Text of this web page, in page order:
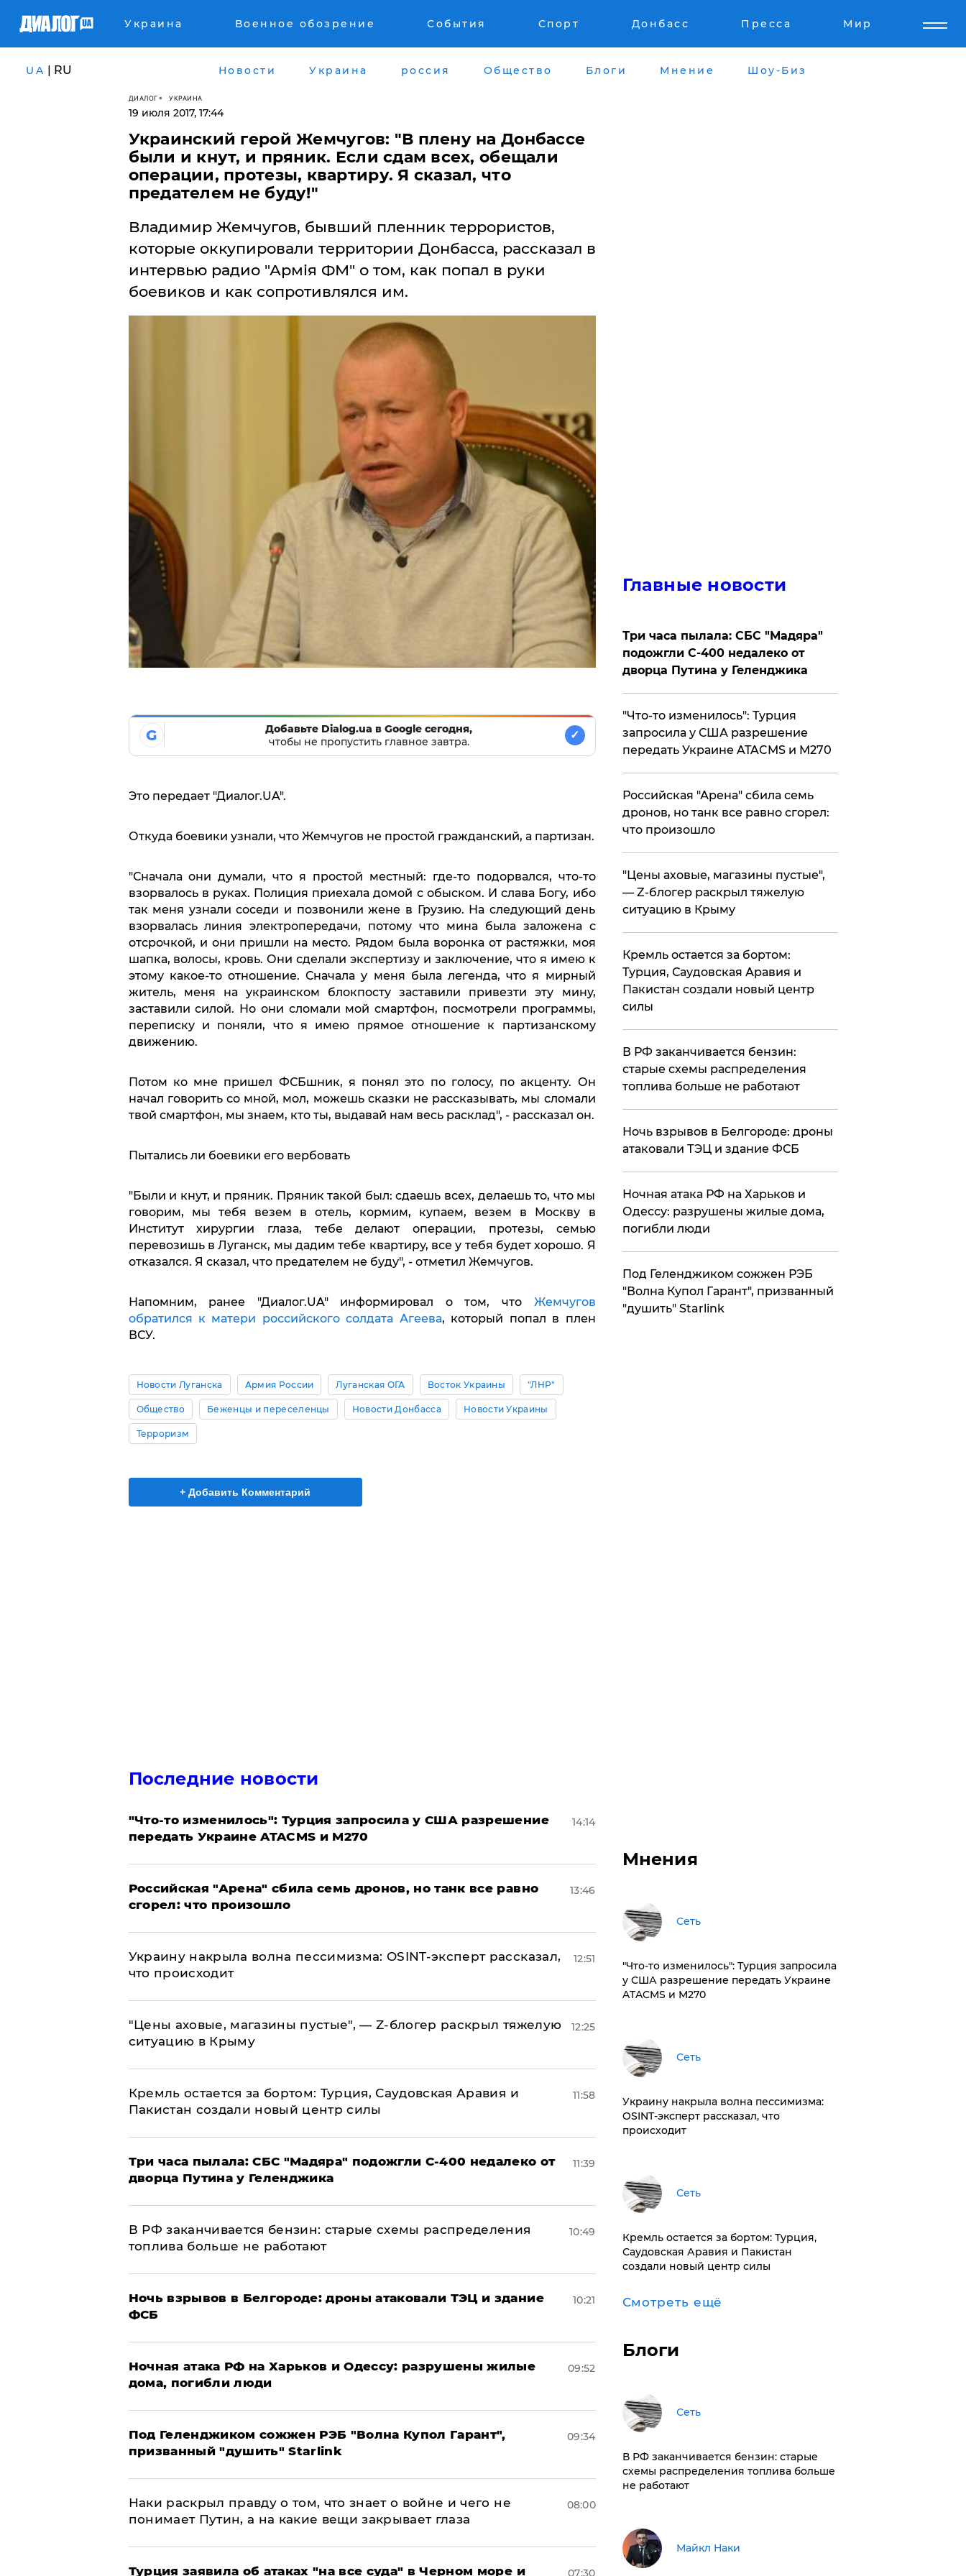
Украина Военное обозрение События Спорт Донбасс Пресса Мир
UA | RU Новости Украина россия Общество Блоги Мнение Шоу-Биз
ДИАЛОГ УКРАИНА
19 июля 2017, 17:44
Украинский герой Жемчугов: "В плену на Донбассе
были и кнут, и пряник. Если сдам всех, обещали
операции, протезы, квартиру. Я сказал, что
предателем не буду!"
Владимир Жемчугов, бывший пленник террористов,
которые оккупировали территории Донбасса, рассказал в
интервью радио "Армія ФМ" о том, как попал в руки
боевиков и как сопротивлялся им.
G
Добавьте Dialog.ua в Google сегодня,
чтобы не пропустить главное завтра.
✓
Это передает "Диалог.UA".
Откуда боевики узнали, что Жемчугов не простой гражданский, а партизан.
"Сначала они думали, что я простой местный: где-то подорвался, что-то
взорвалось в руках. Полиция приехала домой с обыском. И слава Богу, ибо
так меня узнали соседи и позвонили жене в Грузию. На следующий день
взорвалась линия электропередачи, потому что мина была заложена с
отсрочкой, и они пришли на место. Рядом была воронка от растяжки, моя
шапка, волосы, кровь. Они сделали экспертизу и заключение, что я имею к
этому какое-то отношение. Сначала у меня была легенда, что я мирный
житель, меня на украинском блокпосту заставили привезти эту мину,
заставили силой. Но они сломали мой смартфон, посмотрели программы,
переписку и поняли, что я имею прямое отношение к партизанскому
движению.
Потом ко мне пришел ФСБшник, я понял это по голосу, по акценту. Он
начал говорить со мной, мол, можешь сказки не рассказывать, мы сломали
твой смартфон, мы знаем, кто ты, выдавай нам весь расклад", - рассказал он.
Пытались ли боевики его вербовать
"Были и кнут, и пряник. Пряник такой был: сдаешь всех, делаешь то, что мы
говорим, мы тебя везем в отель, кормим, купаем, везем в Москву в
Институт хирургии глаза, тебе делают операции, протезы, семью
перевозишь в Луганск, мы дадим тебе квартиру, все у тебя будет хорошо. Я
отказался. Я сказал, что предателем не буду", - отметил Жемчугов.
Напомним, ранее "Диалог.UA" информировал о том, что Жемчугов
обратился к матери российского солдата Агеева, который попал в плен
ВСУ.
Новости Луганска Армия России Луганская ОГА Восток Украины "ЛНР"
Общество Беженцы и переселенцы Новости Донбасса Новости Украины
Терроризм
+ Добавить Комментарий
Последние новости
​"Что-то изменилось": Турция запросила у США разрешение
передать Украине ATACMS и M270
14:14
​Российская "Арена" сбила семь дронов, но танк все равно
сгорел: что произошло
13:46
​Украину накрыла волна пессимизма: OSINT-эксперт рассказал,
что происходит
12:51
​"Цены аховые, магазины пустые", — Z-блогер раскрыл тяжелую
ситуацию в Крыму
12:25
​Кремль остается за бортом: Турция, Саудовская Аравия и
Пакистан создали новый центр силы
11:58
Три часа пылала: СБС "Мадяра" подожгли С-400 недалеко от
дворца Путина у Геленджика
11:39
​В РФ заканчивается бензин: старые схемы распределения
топлива больше не работают
10:49
​Ночь взрывов в Белгороде: дроны атаковали ТЭЦ и здание
ФСБ
10:21
​Ночная атака РФ на Харьков и Одессу: разрушены жилые
дома, погибли люди
09:52
Под Геленджиком сожжен РЭБ "Волна Купол Гарант",
призванный "душить" Starlink
09:34
Наки раскрыл правду о том, что знает о войне и чего не
понимает Путин, а на какие вещи закрывает глаза
08:00
Турция заявила об атаках "на все суда" в Черном море и 07:30
Главные новости
Три часа пылала: СБС "Мадяра"
подожгли С-400 недалеко от
дворца Путина у Геленджика
​"Что-то изменилось": Турция
запросила у США разрешение
передать Украине ATACMS и M270
​Российская "Арена" сбила семь
дронов, но танк все равно сгорел:
что произошло
​"Цены аховые, магазины пустые",
— Z-блогер раскрыл тяжелую
ситуацию в Крыму
​Кремль остается за бортом:
Турция, Саудовская Аравия и
Пакистан создали новый центр
силы
​В РФ заканчивается бензин:
старые схемы распределения
топлива больше не работают
​Ночь взрывов в Белгороде: дроны
атаковали ТЭЦ и здание ФСБ
​Ночная атака РФ на Харьков и
Одессу: разрушены жилые дома,
погибли люди
Под Геленджиком сожжен РЭБ
"Волна Купол Гарант", призванный
"душить" Starlink
Мнения
Сеть
​"Что-то изменилось": Турция запросила
у США разрешение передать Украине
ATACMS и M270
Сеть
​Украину накрыла волна пессимизма:
OSINT-эксперт рассказал, что
происходит
Сеть
​Кремль остается за бортом: Турция,
Саудовская Аравия и Пакистан
создали новый центр силы
Смотреть ещё
Блоги
Сеть
​В РФ заканчивается бензин: старые
схемы распределения топлива больше
не работают
Майкл Наки